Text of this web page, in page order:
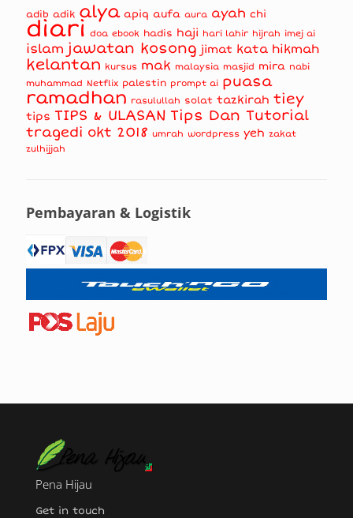
adib adik alya apiq aufa aura ayah chi
diari doa ebook hadis haji hari lahir hijrah imej ai
islam jawatan kosong jimat kata hikmah
kelantan kursus mak malaysia masjid mira nabi
muhammad Netflix palestin prompt ai puasa
ramadhan rasulullah solat tazkirah tiey
tips TIPS & ULASAN Tips Dan Tutorial
tragedi okt 2018 umrah wordpress yeh zakat
zulhijjah
Pembayaran & Logistik
Pena Hijau
Get in touch